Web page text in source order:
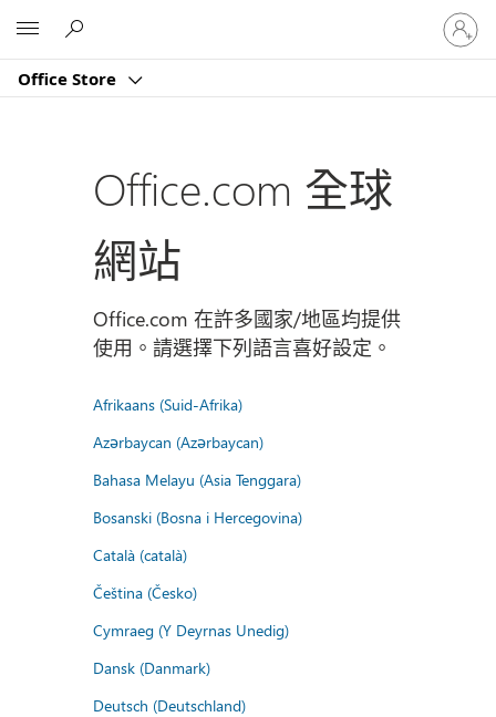
Office Store
登
入
您
Office.com 全球
網站
Office.com 在許多國家/地區均提供
使用。請選擇下列語言喜好設定。
Afrikaans (Suid-Afrika)
Azərbaycan (Azərbaycan)
Bahasa Melayu (Asia Tenggara)
Bosanski (Bosna i Hercegovina)
Català (català)
Čeština (Česko)
Cymraeg (Y Deyrnas Unedig)
Dansk (Danmark)
Deutsch (Deutschland)